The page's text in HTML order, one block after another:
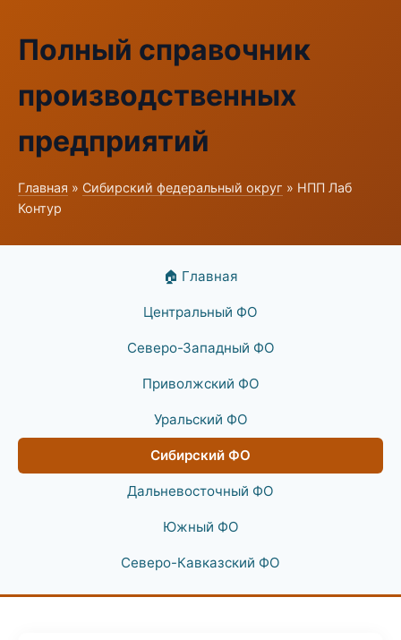
Полный справочник
производственных
предприятий
Главная » Сибирский федеральный округ » НПП Лаб
Контур
🏠 Главная
Центральный ФО
Северо-Западный ФО
Приволжский ФО
Уральский ФО
Сибирский ФО
Дальневосточный ФО
Южный ФО
Северо-Кавказский ФО